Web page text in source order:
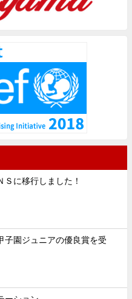
Ｓに移行しました！
子園ジュニアの優良賞を受